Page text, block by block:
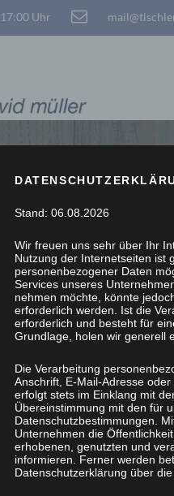
Uhr
Stand: 06.08.2026
Wir freuen uns sehr über Ihr
Nutzung der Internetseiten ist
personenbezogener Daten
Services unseres
nehmen möchte, könnte
erforderlich werden. Ist die
erforderlich und besteht für
Grundlage, holen wir generell
Die Verarbeitung
Anschrift, E-Mail-Adresse
erfolgt stets im Einklang mit
Übereinstimmung mit den für
Datenschutzbestimmungen.
Unternehmen die
erhobenen, genutzten und
informieren. Ferner werden
Datenschutzerklärung über